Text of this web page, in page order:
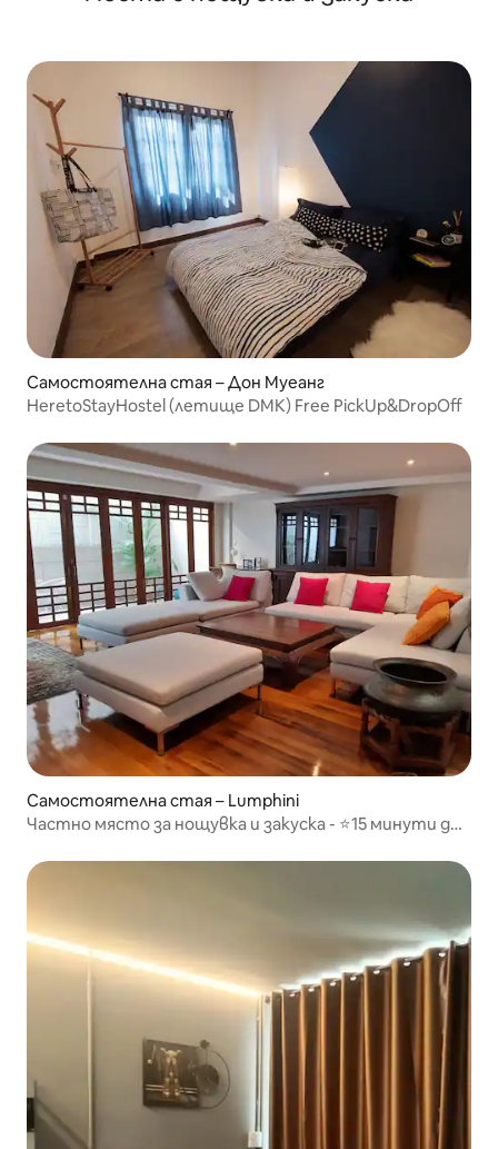
Самостоятелна стая – Дон Муеанг
HeretoStayHostel (летище DMK) Free PickUp&DropOff
Самостоятелна стая – Lumphini
Частно място за нощувка и закуска - ⭐15 минути до